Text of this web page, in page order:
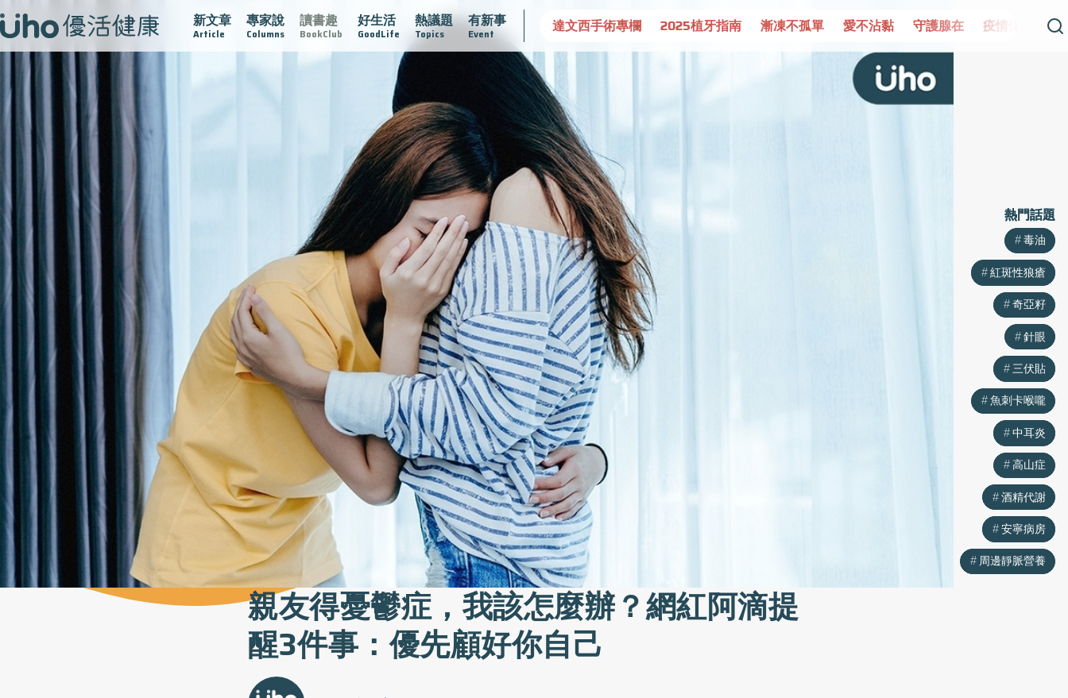
新文章
Article
專家說
Columns
讀書趣
BookClub
好生活
GoodLife
熱議題
Topics
有新事
Event
疫情保衛戰 再生醫學 愛的未來視 認識攝護腺肥大 守護骨骼健康 達文西手術專欄 2025植牙指南 漸凍不孤單 愛不沾黏 守護腺在 疫情保衛戰 再生醫學 愛的
親友得憂鬱症，我該怎麼辦？網紅阿滴提
醒3件事：優先顧好你自己
熱門話題
毒油
紅斑性狼瘡
奇亞籽
針眼
三伏貼
魚刺卡喉嚨
中耳炎
高山症
酒精代謝
安寧病房
周邊靜脈營養
熱門話題
毒油
紅斑性狼瘡
奇亞籽
針眼
三伏貼
魚刺卡喉嚨
中耳炎
高山症
酒精代謝
安寧病房
周邊靜脈營養